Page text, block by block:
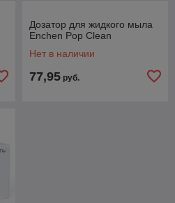
Дозатор для жидкого мыла
Enchen Pop Clean
Нет в наличии
77,95 руб.